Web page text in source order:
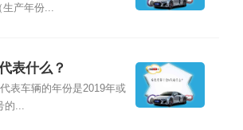
生产年份...
表什么？
表车辆的年份是2019年或
...